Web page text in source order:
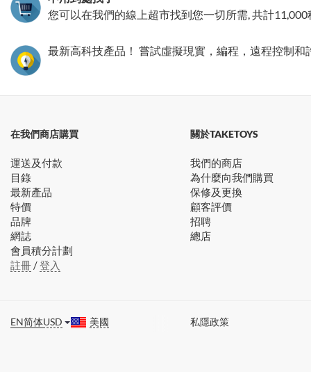
您可以在我們的線上超市找到您一切所需, 共計11,000
最新高科技產品！ 嘗試虛擬現實，編程，遠程控制
在我們商店購買
運送及付款
目錄
最新產品
特價
品牌
網誌
會員積分計劃
註冊/登入
關於TAKETOYS
我們的商店
為什麼向我們購買
保修及更換
顧客評價
招聘
總店
EN简体USD 美國 私隱政策